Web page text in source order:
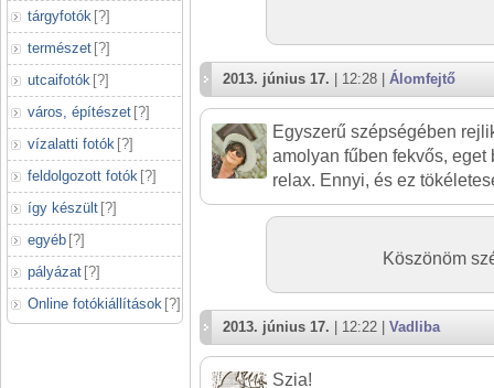
tárgyfotók [?]
természet [?]
utcaifotók [?]
város, építészet [?]
vízalatti fotók [?]
feldolgozott fotók [?]
így készült [?]
egyéb [?]
pályázat [?]
Online fotókiállítások [?]
2013. június 17. | 12:28 | Álomfejtő
Egyszerű szépségében
amolyan fűben fekvős, eget
relax. Ennyi, és ez
Köszönöm
2013. június 17. | 12:22 | Vadliba
Szia!